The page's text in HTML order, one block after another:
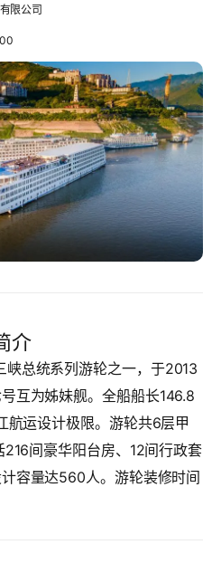
限公司
介
峡总统系列游轮之一，于2013
互为姊妹舰。全船船长146.8
航运设计极限。游轮共6层甲
间豪华阳台房、12间行政套
容量达560人。游轮装修时间